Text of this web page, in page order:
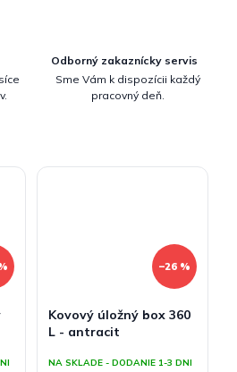
Odborný zakaznícky servis
Sme Vám k dispozícii každý
pracovný deň.
–26 %
Kovový úložný box 360
L - antracit
NA SKLADE - DODANIE 1-3 DNI